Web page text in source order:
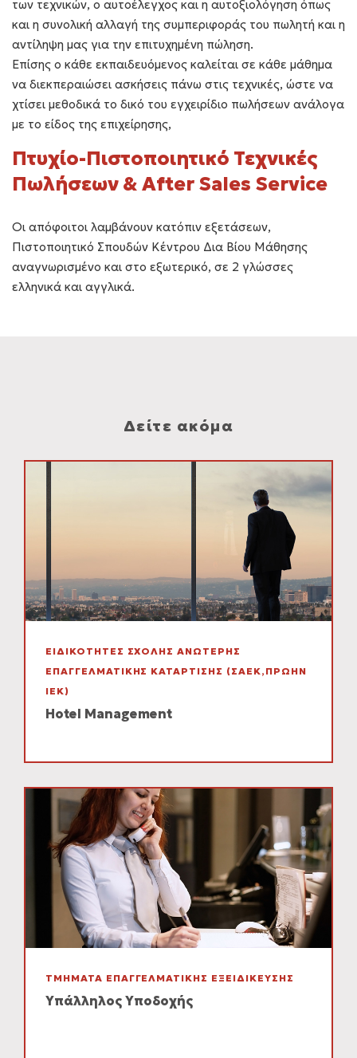
των τεχνικών, ο αυτοέλεγχος και η αυτοξιολόγηση όπως
και η συνολική αλλαγή της συμπεριφοράς του πωλητή και η
αντίληψη μας για την επιτυχημένη πώληση.
Επίσης ο κάθε εκπαιδευόμενος καλείται σε κάθε μάθημα
να διεκπεραιώσει ασκήσεις πάνω στις τεχνικές, ώστε να
χτίσει μεθοδικά το δικό του εγχειρίδιο πωλήσεων ανάλογα
με το είδος της επιχείρησης,
Πτυχίο-Πιστοποιητικό Τεχνικές
Πωλήσεων & After Sales Service
Οι απόφοιτοι λαμβάνουν κατόπιν εξετάσεων,
Πιστοποιητικό Σπουδών Κέντρου Δια Βίου Μάθησης
αναγνωρισμένο και στο εξωτερικό, σε 2 γλώσσες
ελληνικά και αγγλικά.
Δείτε ακόμα
ΕΙΔΙΚΟΤΗΤΕΣ ΣΧΟΛΗΣ ΑΝΩΤΕΡΗΣ
ΕΠΑΓΓΕΛΜΑΤΙΚΗΣ ΚΑΤΑΡΤΙΣΗΣ (ΣΑΕΚ,ΠΡΩΗΝ
ΙΕΚ)
Hotel Management
ΤΜΗΜΑΤΑ ΕΠΑΓΓΕΛΜΑΤΙΚΗΣ ΕΞΕΙΔΙΚΕΥΣΗΣ
Υπάλληλος Υποδοχής